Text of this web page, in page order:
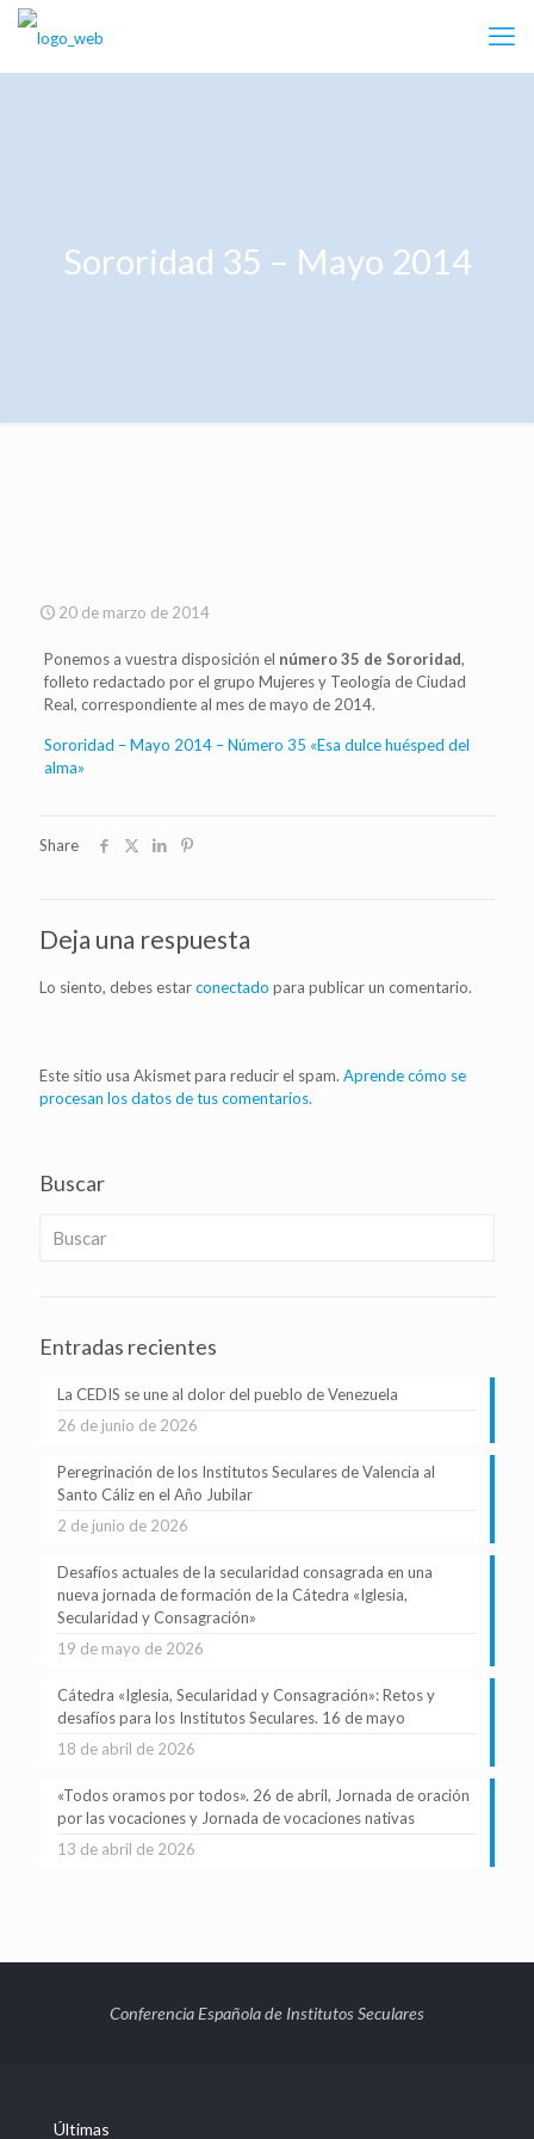
Sororidad 35 – Mayo 2014
20 de marzo de 2014
Ponemos a vuestra disposición el número 35 de Sororidad,
folleto redactado por el grupo Mujeres y Teología de Ciudad
Real, correspondiente al mes de mayo de 2014.
Sororidad – Mayo 2014 – Número 35 «Esa dulce huésped del
alma»
Share
Deja una respuesta
Lo siento, debes estarconectado para publicar un comentario.
Este sitio usa Akismet para reducir el spam. Aprende cómo se
procesan los datos de tus comentarios.
Buscar
Entradas recientes
La CEDIS se une al dolor del pueblo de Venezuela
26 de junio de 2026
Peregrinación de los Institutos Seculares de Valencia al
Santo Cáliz en el Año Jubilar
2 de junio de 2026
Desafíos actuales de la secularidad consagrada en una
nueva jornada de formación de la Cátedra «Iglesia,
Secularidad y Consagración»
19 de mayo de 2026
Cátedra «Iglesia, Secularidad y Consagración»: Retos y
desafíos para los Institutos Seculares. 16 de mayo
18 de abril de 2026
«Todos oramos por todos». 26 de abril, Jornada de oración
por las vocaciones y Jornada de vocaciones nativas
13 de abril de 2026
Conferencia Española de Institutos Seculares
Últimas